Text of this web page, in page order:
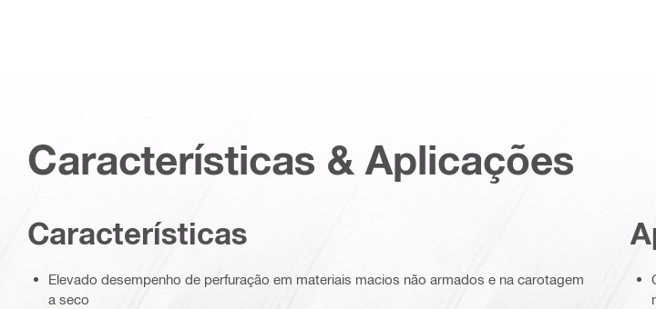
Características & Aplicações
Características
Elevado desempenho de perfuração em materiais macios não armados e na carotagem
a seco